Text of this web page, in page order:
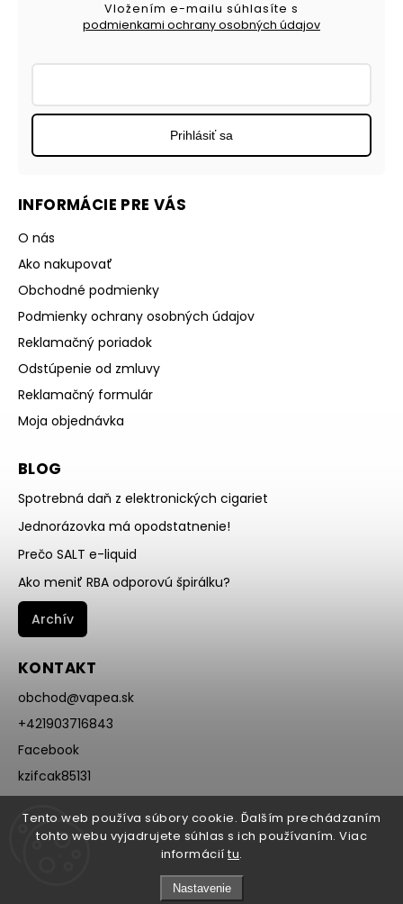
Tento web používa súbory cookie. Ďalším prechádzaním
tohto webu vyjadrujete súhlas s ich používaním. Viac
informácií tu.
Nastavenie
INFORMÁCIE PRE VÁS
O nás
Ako nakupovať
Obchodné podmienky
Podmienky ochrany osobných údajov
Reklamačný poriadok
Odstúpenie od zmluvy
Reklamačný formulár
Moja objednávka
BLOG
Spotrebná daň z elektronických cigariet
Jednorázovka má opodstatnenie!
Prečo SALT e-liquid
Ako meniť RBA odporovú špirálku?
Archív
KONTAKT
obchod@vapea.sk
+421903716843
Facebook
kzifcak85131
@vapea.slovensko
Vložením e-mailu súhlasíte s
podmienkami ochrany osobných údajov
Prihlásiť sa